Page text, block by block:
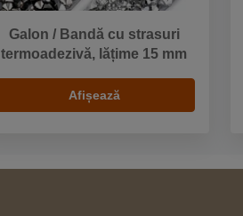
Galon / Bandă cu strasuri
termoadezivă, lățime 15 mm
Afișează